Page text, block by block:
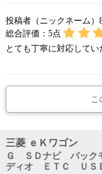
投稿者（ニックネーム）
総合評価： 5点
とても丁寧に対応してい
こ
三菱 ｅＫワゴン
Ｇ ＳＤナビ バック
ディオ ＥＴＣ ＵＳ